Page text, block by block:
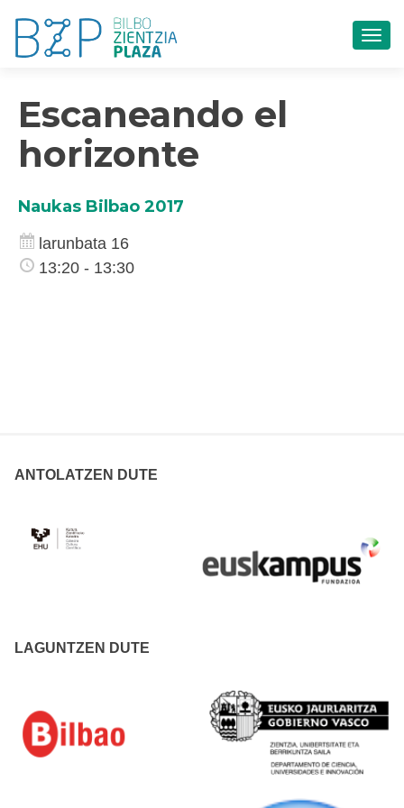
Escaneando el
horizonte
Naukas Bilbao 2017
larunbata 16
13:20 - 13:30
ANTOLATZEN DUTE
LAGUNTZEN DUTE